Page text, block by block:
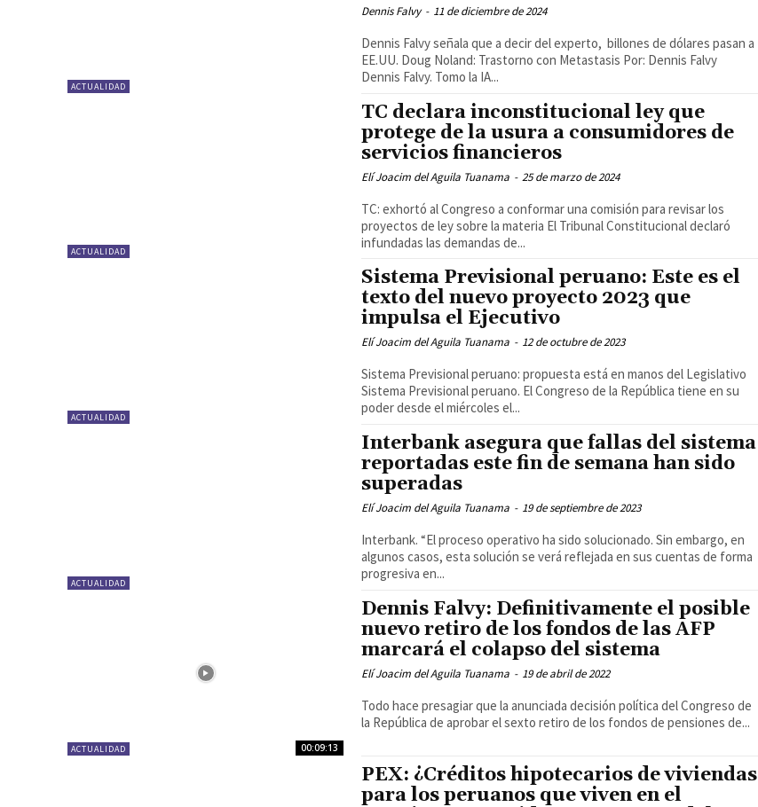
ACTUALIDAD
Dennis Falvy - 11 de diciembre de 2024
Dennis Falvy señala que a decir del experto, billones de dólares pasan a
EE.UU. Doug Noland: Trastorno con Metastasis Por: Dennis Falvy
Dennis Falvy. Tomo la IA...
ACTUALIDAD
TC declara inconstitucional ley que
protege de la usura a consumidores de
servicios financieros
Elí Joacim del Aguila Tuanama - 25 de marzo de 2024
TC: exhortó al Congreso a conformar una comisión para revisar los
proyectos de ley sobre la materia El Tribunal Constitucional declaró
infundadas las demandas de...
ACTUALIDAD
Sistema Previsional peruano: Este es el
texto del nuevo proyecto 2023 que
impulsa el Ejecutivo
Elí Joacim del Aguila Tuanama - 12 de octubre de 2023
Sistema Previsional peruano: propuesta está en manos del Legislativo
Sistema Previsional peruano. El Congreso de la República tiene en su
poder desde el miércoles el...
ACTUALIDAD
Interbank asegura que fallas del sistema
reportadas este fin de semana han sido
superadas
Elí Joacim del Aguila Tuanama - 19 de septiembre de 2023
Interbank. “El proceso operativo ha sido solucionado. Sin embargo, en
algunos casos, esta solución se verá reflejada en sus cuentas de forma
progresiva en...
ACTUALIDAD 00:09:13
Dennis Falvy: Definitivamente el posible
nuevo retiro de los fondos de las AFP
marcará el colapso del sistema
Elí Joacim del Aguila Tuanama - 19 de abril de 2022
Todo hace presagiar que la anunciada decisión política del Congreso de
la República de aprobar el sexto retiro de los fondos de pensiones de...
PEX: ¿Créditos hipotecarios de viviendas
para los peruanos que viven en el